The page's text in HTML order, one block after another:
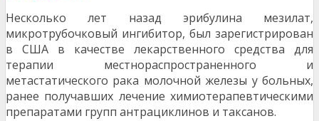
Несколько лет назад эрибулина мезилат,
микротрубочковый ингибитор, был зарегистрирован
в США в качестве лекарственного средства для
терапии местнораспространенного и
метастатического рака молочной железы у больных,
ранее получавших лечение химиотерапевтическими
препаратами групп антрациклинов и таксанов.